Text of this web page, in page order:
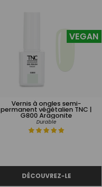
Vernis à ongles semi-
permanent végétalien TNC |
G800 Aragonite
Durable
VEGAN